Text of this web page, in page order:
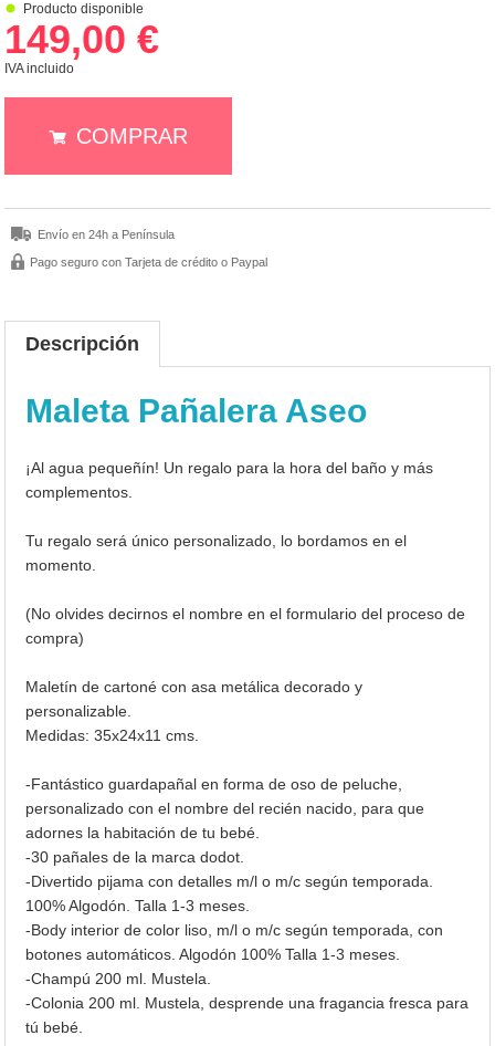
Producto disponible
149,00 €
IVA incluido
COMPRAR
Envío en 24h a Península
Pago seguro con Tarjeta de crédito o Paypal
Descripción
Maleta Pañalera Aseo
¡Al agua pequeñín! Un regalo para la hora del baño y más
complementos.
Tu regalo será único personalizado, lo bordamos en el
momento.
(No olvides decirnos el nombre en el formulario del proceso de
compra)
Maletín de cartoné con asa metálica decorado y
personalizable.
Medidas: 35x24x11 cms.
-Fantástico guardapañal en forma de oso de peluche,
personalizado con el nombre del recién nacido, para que
adornes la habitación de tu bebé.
-30 pañales de la marca dodot.
-Divertido pijama con detalles m/l o m/c según temporada.
100% Algodón. Talla 1-3 meses.
-Body interior de color liso, m/l o m/c según temporada, con
botones automáticos. Algodón 100% Talla 1-3 meses.
-Champú 200 ml. Mustela.
-Colonia 200 ml. Mustela, desprende una fragancia fresca para
tú bebé.